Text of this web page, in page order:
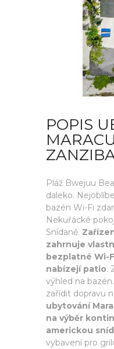
POPIS
Pláž Bwejuu
daleko.
bazén Wi-Fi
Nekuřácké
Snídaně.
zahrnuje
bezplatné Wi-
nabízejí patio.
výhled na
zařídit dopravu
ubytování
na výběr
americkou
vybavení pro